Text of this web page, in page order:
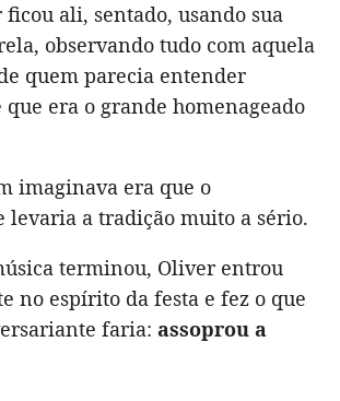
ficou ali, sentado, usando sua
observando tudo com aquela
quem parecia entender
era o grande homenageado
imaginava era que o
levaria a tradição muito a sério.
terminou, Oliver entrou
no espírito da festa e fez o que
faria: assoprou a